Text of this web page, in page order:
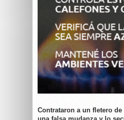
Contrataron a un fletero